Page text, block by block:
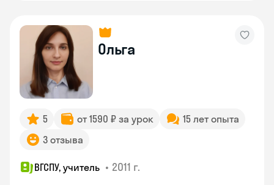
Ольга
5 от 1590 ₽ за урок
15 лет опыта
3 отзыва
ВГСПУ, учитель • 2011 г.